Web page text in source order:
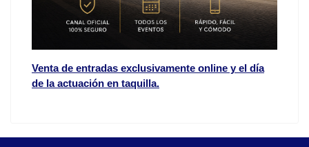
Venta de entradas exclusivamente online y el día
de la actuación en taquilla.